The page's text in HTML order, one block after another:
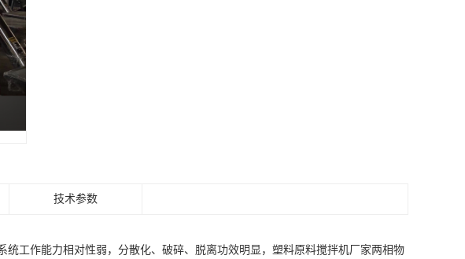
技术参数
统工作能力相对性弱，分散化、破碎、脱离功效明显，塑料原料搅拌机厂家两相物